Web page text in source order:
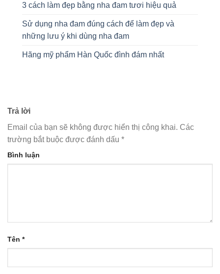
3 cách làm đẹp bằng nha đam tươi hiệu quả
Sử dụng nha đam đúng cách để làm đẹp và
những lưu ý khi dùng nha đam
Hãng mỹ phẩm Hàn Quốc đình đám nhất
Trả lời
Email của bạn sẽ không được hiển thị công khai. Các
trường bắt buộc được đánh dấu *
Bình luận
Tên *